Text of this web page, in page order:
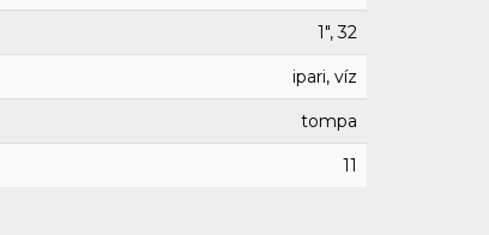
1", 32
ipari, víz
tompa
11